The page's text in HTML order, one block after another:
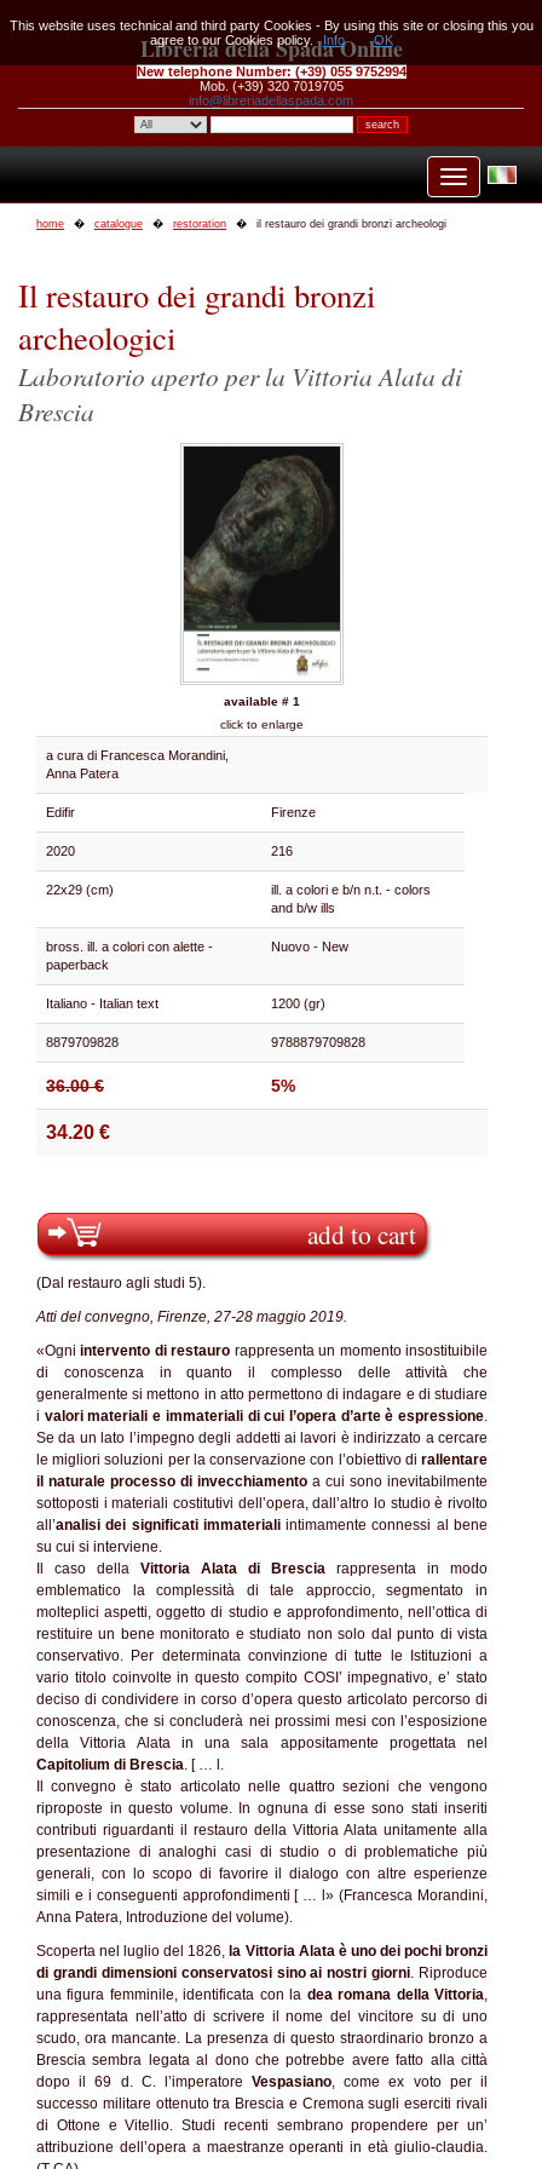
Libreria della Spada Online
New telephone Number: (+39) 055 9752994
Mob. (+39) 320 7019705
info@libreriadellaspada.com
home catalogue restoration il restauro dei grandi bronzi archeologi
Il restauro dei grandi bronzi
archeologici
Laboratorio aperto per la Vittoria Alata di
Brescia
available # 1
click to enlarge
a cura di Francesca Morandini,
Anna Patera
Edifir Firenze
2020 216
22x29 (cm)
ill. a colori e b/n n.t. - colors
and b/w ills
bross. ill. a colori con alette -
paperback
Nuovo - New
Italiano - Italian text 1200 (gr)
8879709828 9788879709828
36.00 € 5%
34.20 €
add to cart
(Dal restauro agli studi 5).
Atti del convegno, Firenze, 27-28 maggio 2019.
«Ogniintervento di restauro rappresenta un momento insostituibile
di conoscenza in quanto il complesso delle attività che
generalmente si mettono in atto permettono di indagare e di studiare
i valori materiali e immateriali di cui l’opera d’arte è espressione.
Se da un lato l’impegno degli addetti ai lavori è indirizzato a cercare
le migliori soluzioni per la conservazione con l’obiettivo di rallentare
il naturale processo di invecchiamento a cui sono inevitabilmente
sottoposti i materiali costitutivi dell’opera, dall’altro lo studio è rivolto
all’analisi dei significati immaterialiintimamente connessi al bene
su cui si interviene.
Il caso della Vittoria Alata di Brescia rappresenta in modo
emblematico la complessità di tale approccio, segmentato in
molteplici aspetti, oggetto di studio e approfondimento, nell’ottica di
restituire un bene monitorato e studiato non solo dal punto di vista
conservativo. Per determinata convinzione di tutte le Istituzioni a
vario titolo coinvolte in questo compito COSI’ impegnativo, e’ stato
deciso di condividere in corso d’opera questo articolato percorso di
conoscenza, che si concluderà nei prossimi mesi con l’esposizione
della Vittoria Alata in una sala appositamente progettata nel
Capitolium di Brescia. [ … l.
Il convegno è stato articolato nelle quattro sezioni che vengono
riproposte in questo volume. In ognuna di esse sono stati inseriti
contributi riguardanti il restauro della Vittoria Alata unitamente alla
presentazione di analoghi casi di studio o di problematiche più
generali, con lo scopo di favorire il dialogo con altre esperienze
simili e i conseguenti approfondimenti [ … l» (Francesca Morandini,
Anna Patera, Introduzione del volume).
Scoperta nel luglio del 1826, la Vittoria Alata è uno dei pochi bronzi
di grandi dimensioni conservatosi sino ai nostri giorni. Riproduce
una figura femminile, identificata con la dea romana della Vittoria,
rappresentata nell’atto di scrivere il nome del vincitore su di uno
scudo, ora mancante. La presenza di questo straordinario bronzo a
Brescia sembra legata al dono che potrebbe avere fatto alla città
dopo il 69 d. C. l’imperatoreVespasiano, come ex voto per il
successo militare ottenuto tra Brescia e Cremona sugli eserciti rivali
di Ottone e Vitellio. Studi recenti sembrano propendere per un’
attribuzione dell’opera a maestranze operanti in età giulio-claudia.
This website uses technical and third party Cookies - By using this site or closing this you
agree to our Cookies policy.
Info OK